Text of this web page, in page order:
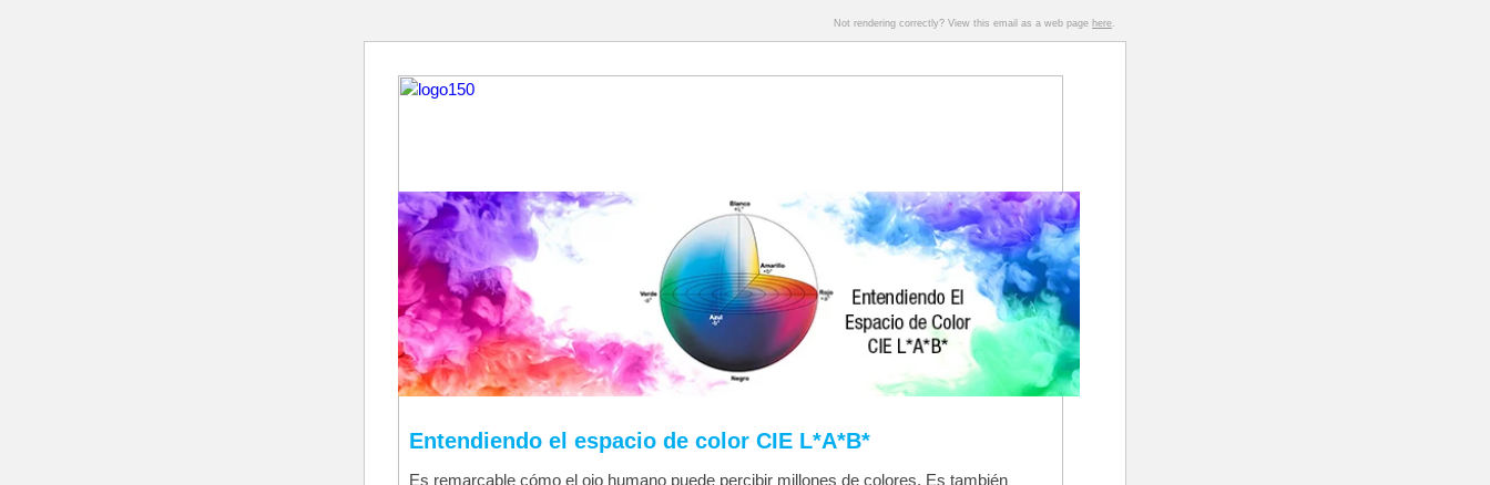
Not rendering correctly? View this email as a web page here.
Entendiendo el espacio de color CIE L*A*B*
Es remarcable cómo el ojo humano puede percibir millones de colores. Es también